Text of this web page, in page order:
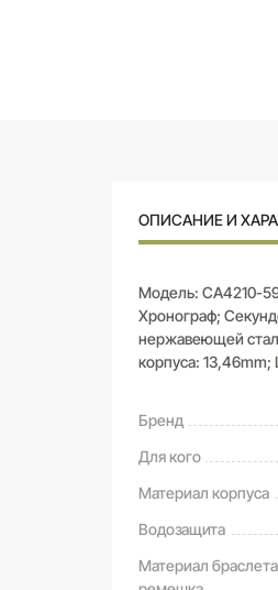
ОПИСАНИЕ И
Модель: CA4210-
Хронограф;
нержавеющей
корпуса:
Бренд
Для кого
Материал корпуса
Водозащита
Материал